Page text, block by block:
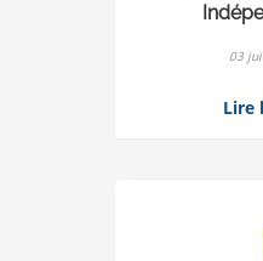
03
Lire